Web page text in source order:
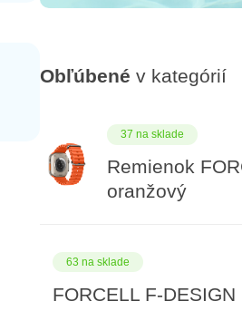
Obľúbené v kategórií
37 na sklade
Remienok
oranžový
63 na sklade
FORCELL F-